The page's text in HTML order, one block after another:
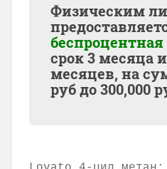
Физическим
беспроцентная
срок 3 месяца
месяцев, на
руб до300,000